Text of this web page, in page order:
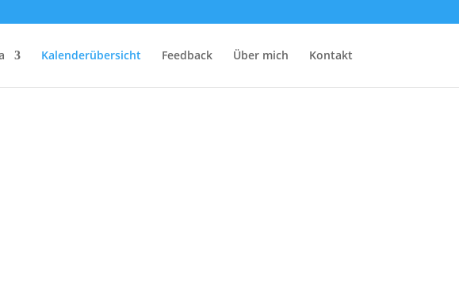
Kalenderübersicht Feedback Über mich Kontakt